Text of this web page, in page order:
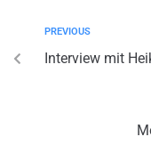
PREVIOUS
Interview mit